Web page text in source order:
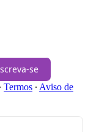
se
∙ Termos ∙ Aviso de